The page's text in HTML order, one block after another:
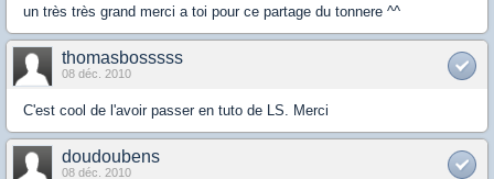
un très très grand merci a toi pour ce partage du tonnere ^^
thomasbosssss
08 déc. 2010
C'est cool de l'avoir passer en tuto de LS. Merci
doudoubens
08 déc. 2010